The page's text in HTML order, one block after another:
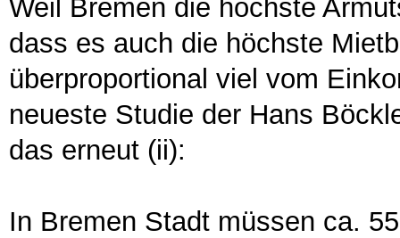
Weil Bremen die höchste
dass es auch die höchste
überproportional viel vom
neueste Studie der Hans
das erneut (ii):
In Bremen Stadt müssen ca.